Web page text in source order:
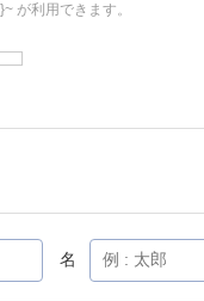
が利用できます。
名